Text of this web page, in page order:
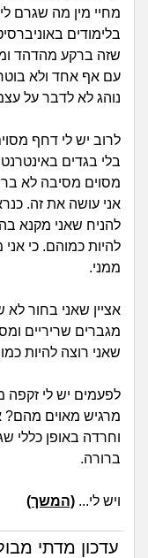
מחיי מין מה שגרם
בלימודים
שזה ברקע מהדהד
עם אף אחד ולא
נוהג לא לדבר על
לרוב יש לי דחף
בלי בגדים באינטרנט
מסוים מסיבה לא
אני עושה את זה.
להניח שאני מקנא
להיות כמוהם. כי
ממני.
אציין שאני בחור לא
מגברים שריריים
שאני רוצה להיות
לפעמים יש לי זקפה
מרגיש מאוים מהם?
וחרדה באופן כללי
ברורה.
ויש לי... (המשך)
עדכון מדתי